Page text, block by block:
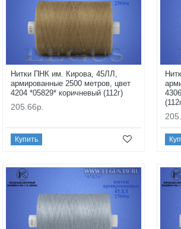
Нитки ПНК им. Кирова, 45ЛЛ,
армированные 2500 метров, цвет
4204 *05829* коричневый (112г)
205.66р.
Купить